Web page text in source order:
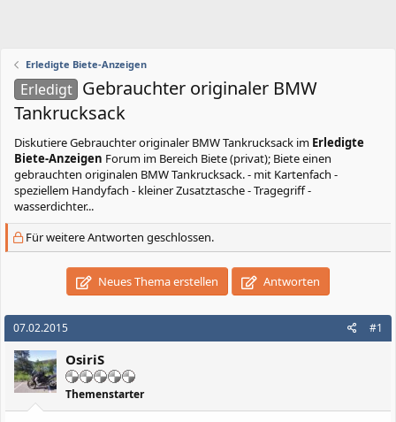
Erledigte Biete-Anzeigen
Erledigt Gebrauchter originaler BMW
Tankrucksack
DiskutiereGebrauchter originaler BMW Tankrucksack im Erledigte
Biete-Anzeigen Forum im Bereich Biete (privat); Biete einen
gebrauchten originalen BMW Tankrucksack. - mit Kartenfach -
speziellem Handyfach - kleiner Zusatztasche - Tragegriff -
wasserdichter...
Für weitere Antworten geschlossen.
Neues Thema erstellen Antworten
07.02.2015 #1
OsiriS
Themenstarter